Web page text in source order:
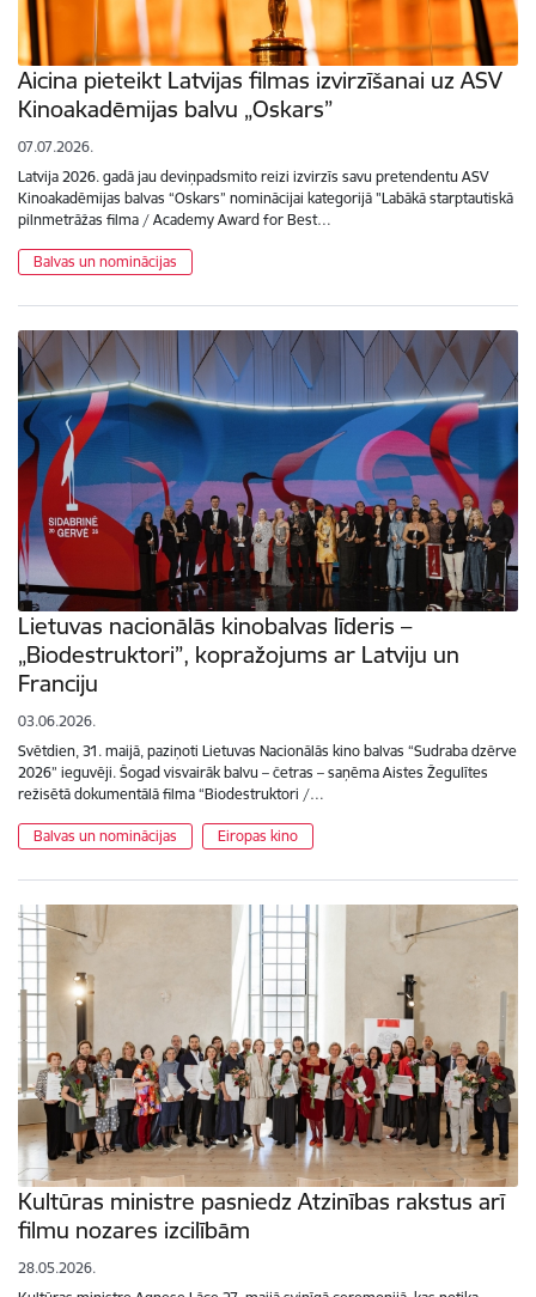
Aicina pieteikt Latvijas filmas izvirzīšanai uz ASV
Kinoakadēmijas balvu „Oskars”
07.07.2026.
Latvija 2026. gadā jau deviņpadsmito reizi izvirzīs savu pretendentu ASV
Kinoakadēmijas balvas “Oskars” nominācijai kategorijā "Labākā starptautiskā
pilnmetrāžas filma / Academy Award for Best…
Balvas un nominācijas
Lietuvas nacionālās kinobalvas līderis –
„Biodestruktori”, kopražojums ar Latviju un
Franciju
03.06.2026.
Svētdien, 31. maijā, paziņoti Lietuvas Nacionālās kino balvas “Sudraba dzērve
2026” ieguvēji. Šogad visvairāk balvu – četras – saņēma Aistes Žegulītes
režisētā dokumentālā filma “Biodestruktori /…
Balvas un nominācijas Eiropas kino
Kultūras ministre pasniedz Atzinības rakstus arī
filmu nozares izcilībām
28.05.2026.